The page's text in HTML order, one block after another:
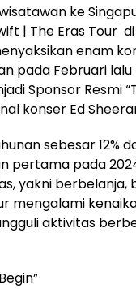
ke
| The Eras Tour
enam
pada Februari
Sponsor Resmi
konser Ed
sebesar 12%
pertama pada
yakni berbelanja,
aktivitas